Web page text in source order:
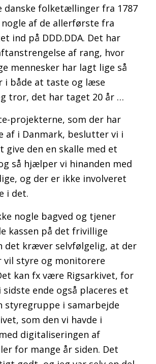
danske folketællinger fra 1787
af de allerførste fra
ind på DDD.DDA. Det har
af rang, hvor
mennesker har lagt lige så
i både at taste og læse
tror, det har taget 20 år …
projekterne, som der har
af i Danmark, beslutter vi i
give den en skalle med et
så hjælper vi hinanden med
og der er ikke involveret
i det.
nogle bagved og tjener
kassen på det frivillige
det kræver selvfølgelig, at der
vil styre og monitorere
kan fx være Rigsarkivet, for
ende også placeres et
styregruppe i samarbejde
som den vi havde i
digitaliseringen af
for mange år siden. Det